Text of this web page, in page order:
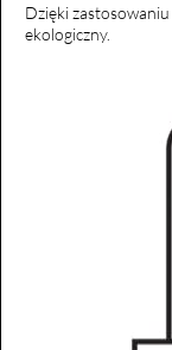
Dzięki
ekologiczny.